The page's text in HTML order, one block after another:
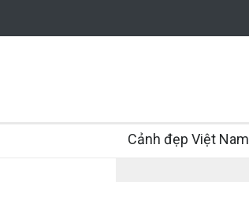
Cảnh đẹp Việt Nam